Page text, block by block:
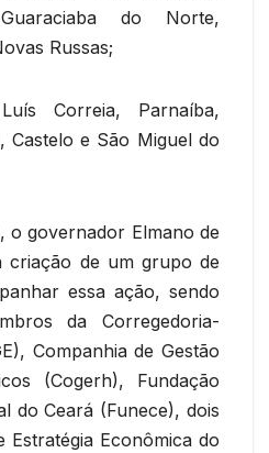
do Norte,
Russas;
Correia, Parnaíba,
Castelo e São Miguel do
o governador Elmano de
criação de um grupo de
essa ação, sendo
da Corregedoria-
Companhia de Gestão
(Cogerh), Fundação
do Ceará (Funece), dois
Estratégia Econômica do